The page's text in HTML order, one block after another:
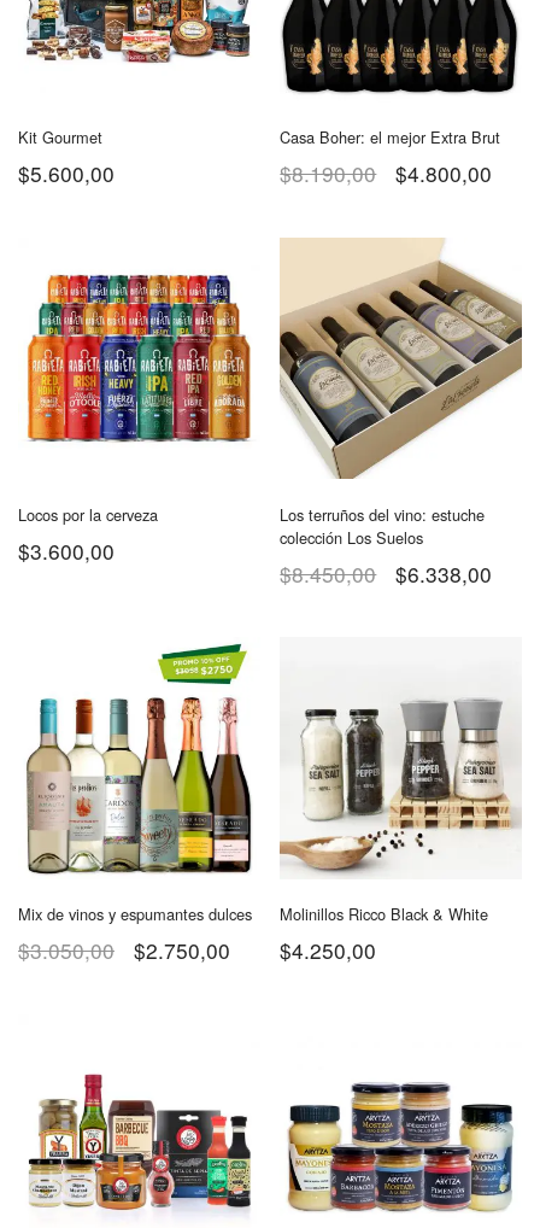
Kit Gourmet
$5.600,00
Casa Boher: el mejor Extra Brut
$8.190,00 $4.800,00
Locos por la cerveza
$3.600,00
Los terruños del vino: estuche
colección Los Suelos
$8.450,00 $6.338,00
Mix de vinos y espumantes dulces
$3.050,00 $2.750,00
Molinillos Ricco Black & White
$4.250,00